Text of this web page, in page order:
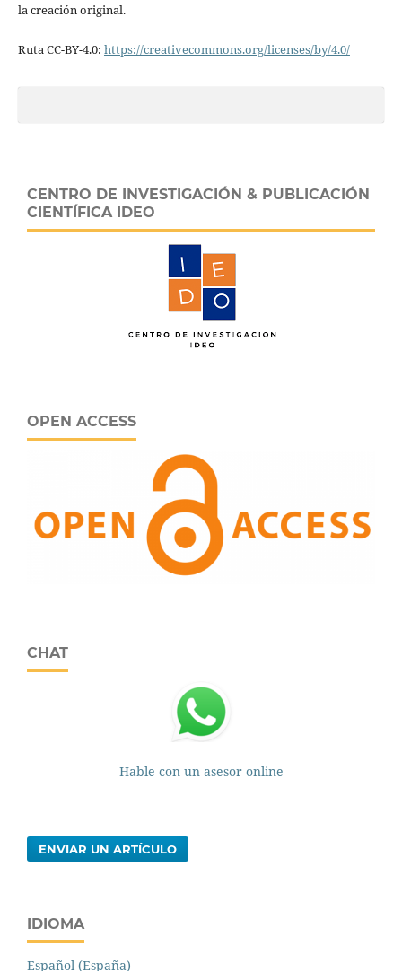
la creación original.
Ruta CC-BY-4.0: https://creativecommons.org/licenses/by/4.0/
CENTRO DE INVESTIGACIÓN & PUBLICACIÓN
CIENTÍFICA IDEO
OPEN ACCESS
CHAT
Hable con un asesor online
ENVIAR UN ARTÍCULO
IDIOMA
Español (España)